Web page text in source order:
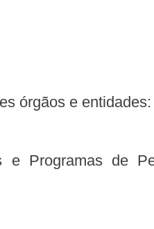
órgãos e entidades: